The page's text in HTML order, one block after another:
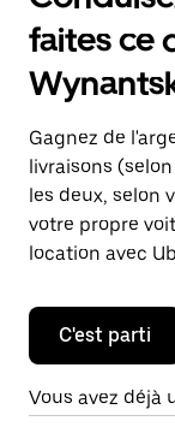
faites ce
Gagnez de
livraisons
les deux, selon
votre propre
location avec
C'est parti
Vous avez déjà